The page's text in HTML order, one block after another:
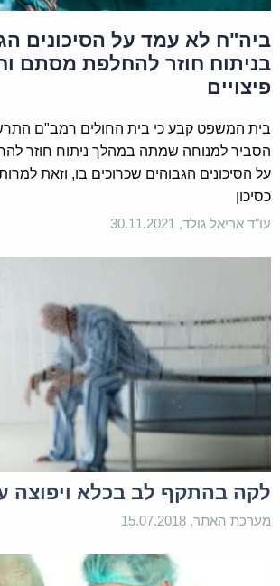
ביה"ח לא עמד על הסיכונים
בניתוח חוזר להחלפת מסתם
פיצויים
בית המשפט קבע כי בית החולים רמב"ם
הסביר למנוחה שמתה במהלך ניתוח חוזר
על הסיכונים הגבוהים שכרוכים בו, וזאת
כסיכון
עו"ד אריאל גולד, 30.11.2021
לקה בהתקף לב בכלא ויפוצה
מערכת האתר, 15.07.2018